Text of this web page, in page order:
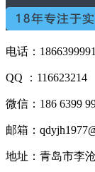
电话：
QQ ：116623214
微信：186 6399
邮箱：
地址：青岛市李